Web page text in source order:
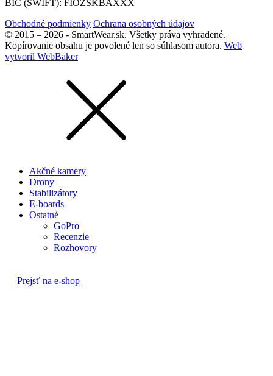
BIC (SWIFT): FIOZSKBAXXX
Obchodné podmienky Ochrana osobných údajov
© 2015 – 2026 - SmartWear.sk. Všetky práva vyhradené.
Kopírovanie obsahu je povolené len so súhlasom autora. Web
vytvoril WebBaker
Akčné kamery
Drony
Stabilizátory
E-boards
Ostatné
GoPro
Recenzie
Rozhovory
Prejsť na e-shop